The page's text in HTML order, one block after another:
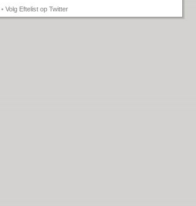
• Volg Eftelist op Twitter